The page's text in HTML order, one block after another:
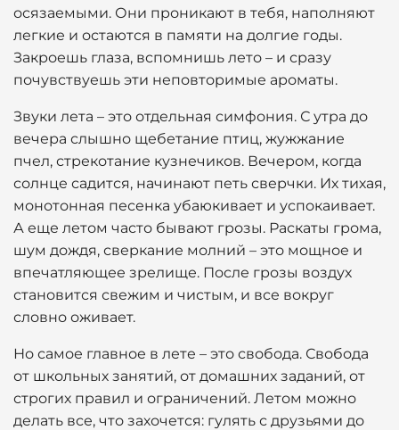
осязаемыми. Они проникают в тебя, наполняют
легкие и остаются в памяти на долгие годы.
Закроешь глаза, вспомнишь лето – и сразу
почувствуешь эти неповторимые ароматы.
Звуки лета – это отдельная симфония. С утра до
вечера слышно щебетание птиц, жужжание
пчел, стрекотание кузнечиков. Вечером, когда
солнце садится, начинают петь сверчки. Их тихая,
монотонная песенка убаюкивает и успокаивает.
А еще летом часто бывают грозы. Раскаты грома,
шум дождя, сверкание молний – это мощное и
впечатляющее зрелище. После грозы воздух
становится свежим и чистым, и все вокруг
словно оживает.
Но самое главное в лете – это свобода. Свобода
от школьных занятий, от домашних заданий, от
строгих правил и ограничений. Летом можно
делать все, что захочется: гулять с друзьями до